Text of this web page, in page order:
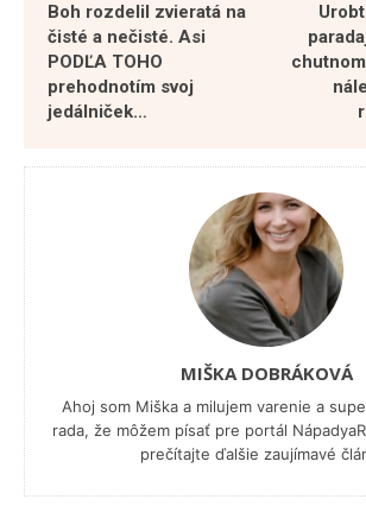
Boh rozdelil zvieratá na
čisté a nečisté. Asi
PODĽA TOHO
prehodnotím svoj
jedálniček…
MIŠKA DOBRÁKOVÁ
Ahoj som Miška a milujem varenie a
rada, že môžem písať pre portál
prečítajte ďalšie zaujímavé